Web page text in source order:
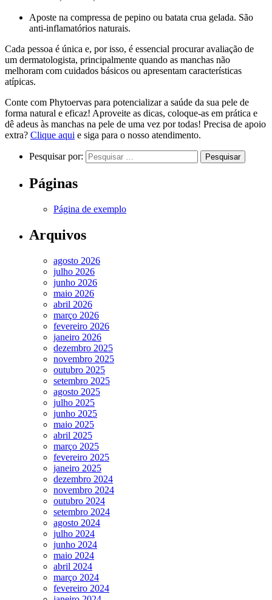
Aposte na compressa de pepino ou batata crua gelada. São
anti-inflamatórios naturais.
Cada pessoa é única e, por isso, é essencial procurar avaliação de
um dermatologista, principalmente quando as manchas não
melhoram com cuidados básicos ou apresentam características
atípicas.
Conte com Phytoervas para potencializar a saúde da sua pele de
forma natural e eficaz! Aproveite as dicas, coloque-as em prática e
dê adeus às manchas na pele de uma vez por todas! Precisa de apoio
extra? Clique aqui e siga para o nosso atendimento.
Pesquisar por:
Páginas
Página de exemplo
Arquivos
agosto 2026
julho 2026
junho 2026
maio 2026
abril 2026
março 2026
fevereiro 2026
janeiro 2026
dezembro 2025
novembro 2025
outubro 2025
setembro 2025
agosto 2025
julho 2025
junho 2025
maio 2025
abril 2025
março 2025
fevereiro 2025
janeiro 2025
dezembro 2024
novembro 2024
outubro 2024
setembro 2024
agosto 2024
julho 2024
junho 2024
maio 2024
abril 2024
março 2024
fevereiro 2024